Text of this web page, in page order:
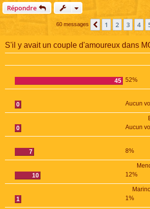
Répondre
60 messages Précédente
1 2 3 4
S'il y avait un couple d'amoureux dans
45 52%
0
Aucun
0
Aucun
7
8%
10
12%
1
1%